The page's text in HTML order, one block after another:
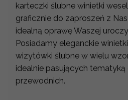
karteczki ślubne winietki
graficznie do zaproszeń z
idealną oprawę Waszej
Posiadamy eleganckie
wizytówki ślubne w wielu
idealnie pasujących
przewodnich.